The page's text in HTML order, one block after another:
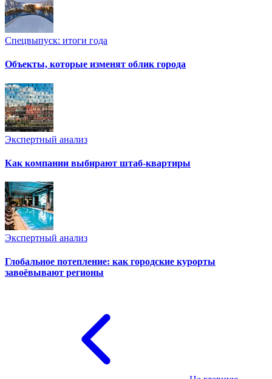
Спецвыпуск: итоги года
Объекты, которые изменят облик города
Экспертный анализ
Как компании выбирают штаб-квартиры
Экспертный анализ
Глобальное потепление: как городские курорты
завоёвывают регионы